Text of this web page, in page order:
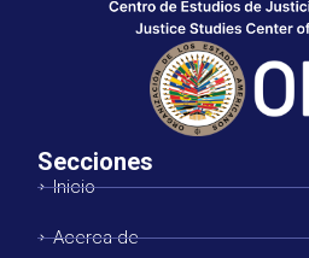
Secciones
Inicio
Acerca de